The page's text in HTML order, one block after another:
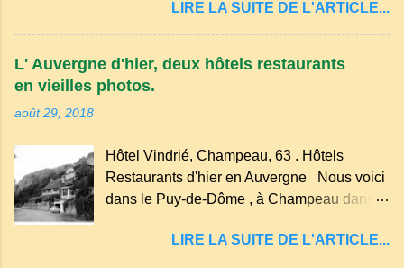
des souvenirs tout cela dans un grand parc
arboré.
d'explosion) rempli d’eau, appelé : le Lac de
Tazenat ou Tazanat, il est le premier et le
plus au nord de la Chaîne des Puys qui en
compte près de soixante. En Auvergne
"sans fond" et en forme d'entonnoir
entraînant vers les entrailles de la terre, les
malheureux qui s'approchaient trop de
LIRE LA SUITE DE L'ARTICLE...
L' Auvergne d'hier, deux hôtels restaurants
en vieilles photos.
août 29, 2018
Hôtel Vindrié, Champeau, 63 . Hôtels
Restaurants d'hier en Auvergne Nous voici
dans le Puy-de-Dôme , à Champeau dans
Servant . L'Hôtel-Restaurant Vindrié était
LIRE LA SUITE DE L'ARTICLE...